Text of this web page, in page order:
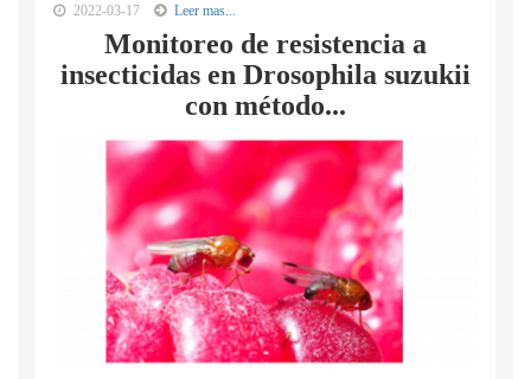
2022-03-17 Leer mas...
Monitoreo de resistencia a
insecticidas en Drosophila suzukii
con método...